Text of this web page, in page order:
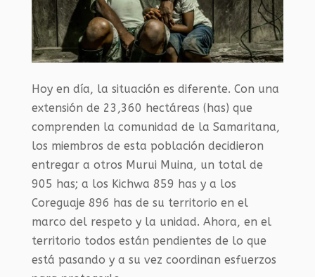
Hoy en día, la situación es diferente. Con una
extensión de 23,360 hectáreas (has) que
comprenden la comunidad de la Samaritana,
los miembros de esta población decidieron
entregar a otros Murui Muina, un total de
905 has; a los Kichwa 859 has y a los
Coreguaje 896 has de su territorio en el
marco del respeto y la unidad. Ahora, en el
territorio todos están pendientes de lo que
está pasando y a su vez coordinan esfuerzos